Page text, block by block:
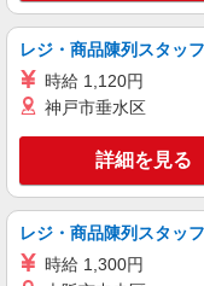
一般
入例
日
キープ
派遣社員
ランスタッド株式会社
レジ・商品陳列スタッフ
時給 1,120円
神戸市垂水区
詳細を見る
レジ・商品陳列スタッフ
時給 1,300円